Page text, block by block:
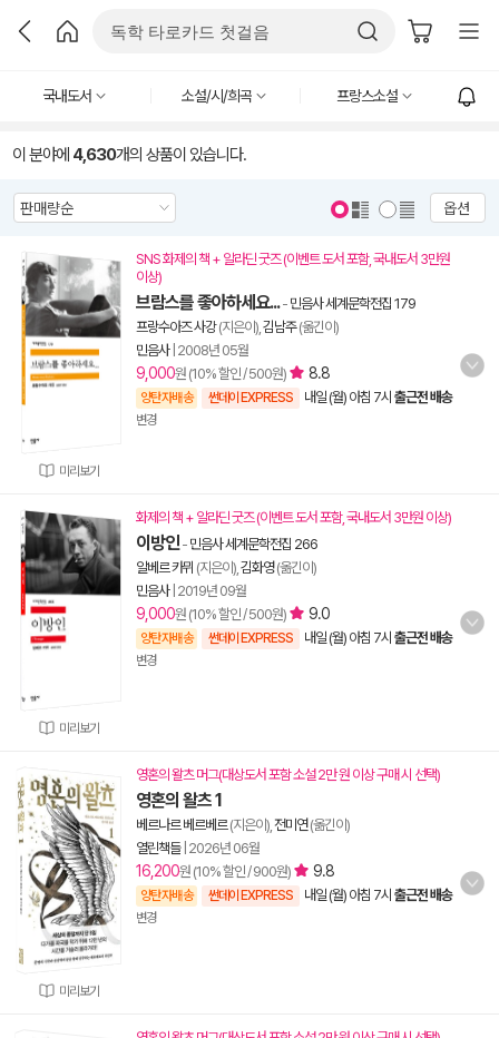
국내도서 소설/시/희곡 프랑스소설
이 분야에 4,630개의 상품이 있습니다.
옵션
미리보기
SNS 화제의 책 + 알라딘 굿즈 (이벤트 도서 포함, 국내도서 3만원
이상)
브람스를 좋아하세요...- 민음사 세계문학전집 179
프랑수아즈 사강(지은이), 김남주(옮긴이)
민음사| 2008년 05월
9,000원 (10% 할인 / 500원) 8.8
양탄자배송 썬데이 EXPRESS 내일 (월) 아침 7시 출근전 배송
변경
미리보기
화제의 책 + 알라딘 굿즈 (이벤트 도서 포함, 국내도서 3만원 이상)
이방인- 민음사 세계문학전집 266
알베르 카뮈 (지은이), 김화영(옮긴이)
민음사| 2019년 09월
9,000원 (10% 할인 / 500원) 9.0
양탄자배송 썬데이 EXPRESS 내일 (월) 아침 7시 출근전 배송
변경
미리보기
영혼의 왈츠 머그(대상도서 포함 소설 2만 원 이상 구매 시 선택)
영혼의 왈츠 1
베르나르 베르베르(지은이), 전미연(옮긴이)
열린책들| 2026년 06월
16,200원 (10% 할인 / 900원) 9.8
양탄자배송 썬데이 EXPRESS 내일 (월) 아침 7시 출근전 배송
변경